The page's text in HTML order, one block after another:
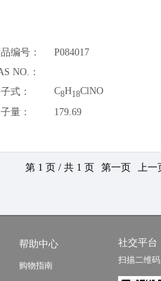
编号：
P084017
NO.：
式：
C8H18ClNO
量：
179.69
第 1 页 / 共 1 页 第一页 上一
帮助中心
购物指南
社交平台
扫描二维